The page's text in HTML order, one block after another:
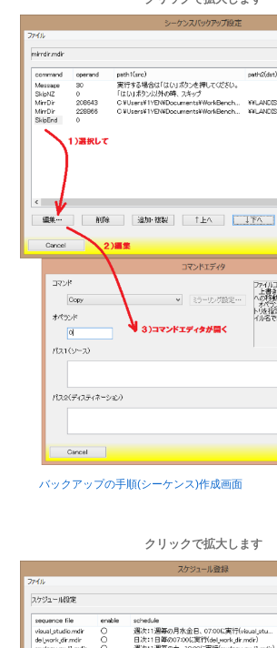
バックアップの手順(シーケンス)作成画面
クリックで拡大します